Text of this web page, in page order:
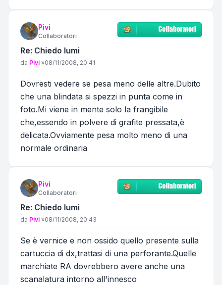
Pivi
Collaboratori
Re: Chiedo lumi
Messaggio
da Pivi »08/11/2008, 20:41
Dovresti vedere se pesa meno delle altre.Dubito
che una blindata si spezzi in punta come in
foto.Mi viene in mente solo la frangibile
che,essendo in polvere di grafite pressata,è
delicata.Ovviamente pesa molto meno di una
normale ordinaria
Pivi
Collaboratori
Re: Chiedo lumi
Messaggio
da Pivi »08/11/2008, 20:43
Se è vernice e non ossido quello presente sulla
cartuccia di dx,trattasi di una perforante.Quelle
marchiate RA dovrebbero avere anche una
scanalatura intorno all'innesco